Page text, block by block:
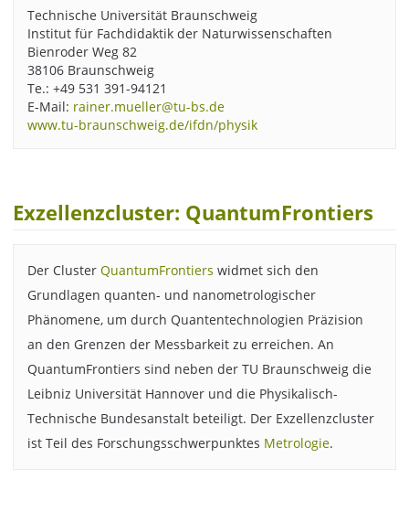
Technische Universität Braunschweig
Institut für Fachdidaktik der Naturwissenschaften
Bienroder Weg 82
38106 Braunschweig
Te.: +49 531 391-94121
E-Mail: rainer.mueller@tu-bs.de
www.tu-braunschweig.de/ifdn/physik
Exzellenzcluster: QuantumFrontiers
Der Cluster QuantumFrontiers widmet sich den
Grundlagen quanten- und nanometrologischer
Phänomene, um durch Quantentechnologien Präzision
an den Grenzen der Messbarkeit zu erreichen. An
QuantumFrontiers sind neben der TU Braunschweig die
Leibniz Universität Hannover und die Physikalisch-
Technische Bundesanstalt beteiligt. Der Exzellenzcluster
ist Teil des Forschungsschwerpunktes Metrologie.